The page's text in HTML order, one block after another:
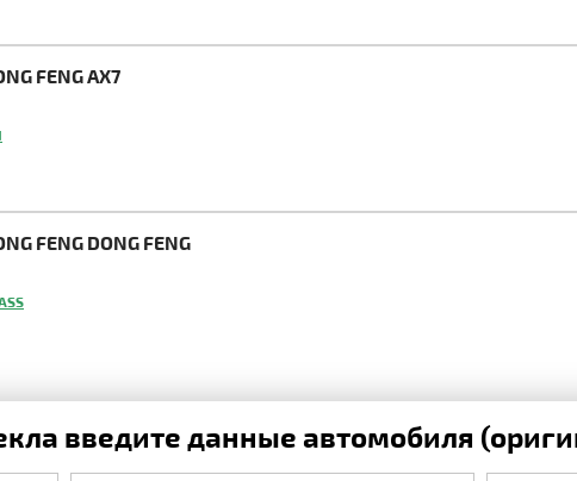
FENG AX7
FENG DONG FENG
введите данные автомобиля